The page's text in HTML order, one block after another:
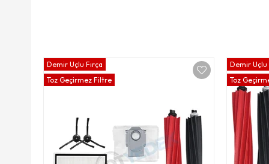
Demir Uçlu Fırça
Toz Geçirmez Filtre
Demir Uçlu
Toz